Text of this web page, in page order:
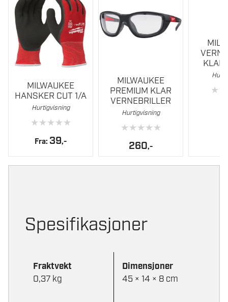
MILWAUKEE
HANSKER CUT 1/A
Hurtigvisning
★★★★★
Fra: 39,-
produktet
har
varianter.
Alternativene
velges
MILWAUKEE
PREMIUM KLAR
VERNEBRILLER
Hurtigvisning
★★★★★
260,-
★
Spesifikasjoner
Fraktvekt
0,37 kg
Dimensjoner
45 × 14 × 8 cm